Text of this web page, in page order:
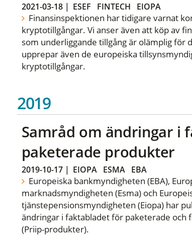
2021-03-18| ESEF FINTECH EIOPA
Finansinspektionen har tidigare varnat
kryptotillgångar. Vi anser även att köp av
som underliggande tillgång är olämplig för
upprepar även de europeiska
kryptotillgångar.
2019
Samråd om ändringar i
paketerade produkter
2019-10-17| EIOPA ESMA EBA
Europeiska bankmyndigheten (EBA),
marknadsmyndigheten (Esma) och
tjänstepensionsmyndigheten (Eiopa) har
ändringar i faktabladet för paketerade
(Priip-produkter).